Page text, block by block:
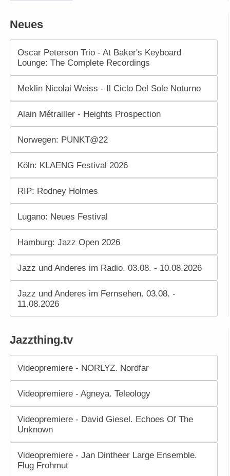
Neues
Oscar Peterson Trio - At Baker's Keyboard
Lounge: The Complete Recordings
Meklin Nicolai Weiss - Il Ciclo Del Sole Noturno
Alain Métrailler - Heights Prospection
Norwegen: PUNKT@22
Köln: KLAENG Festival 2026
RIP: Rodney Holmes
Lugano: Neues Festival
Hamburg: Jazz Open 2026
Jazz und Anderes im Radio. 03.08. - 10.08.2026
Jazz und Anderes im Fernsehen. 03.08. -
11.08.2026
Jazzthing.tv
Videopremiere - NORLYZ. Nordfar
Videopremiere - Agneya. Teleology
Videopremiere - David Giesel. Echoes Of The
Unknown
Videopremiere - Jan Dintheer Large Ensemble.
Flug Frohmut